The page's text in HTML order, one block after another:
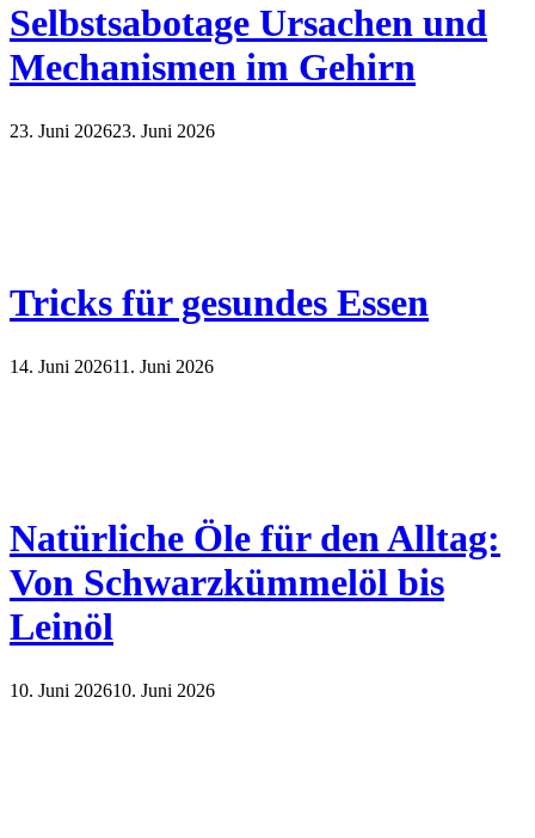
Selbstsabotage Ursachen und
Mechanismen im Gehirn
23. Juni 202623. Juni 2026
Tricks für gesundes Essen
14. Juni 202611. Juni 2026
Natürliche Öle für den Alltag:
Von Schwarzkümmelöl bis
Leinöl
10. Juni 202610. Juni 2026